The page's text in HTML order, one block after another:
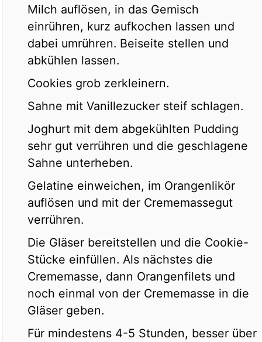
Milch auflösen, in das Gemisch
einrühren, kurz aufkochen lassen und
dabei umrühren. Beiseite stellen und
abkühlen lassen.
Cookies grob zerkleinern.
Sahne mit Vanillezucker steif schlagen.
Joghurt mit dem abgekühlten Pudding
sehr gut verrühren und die geschlagene
Sahne unterheben.
Gelatine einweichen, im Orangenlikör
auflösen und mit der Crememassegut
verrühren.
Die Gläser bereitstellen und die Cookie-
Stücke einfüllen. Als nächstes die
Crememasse, dann Orangenfilets und
noch einmal von der Crememasse in die
Gläser geben.
Für mindestens 4-5 Stunden, besser über